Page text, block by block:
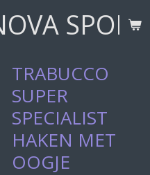
TRABUCCO
SUPER
SPECIALIST
HAKEN MET
OOGJE